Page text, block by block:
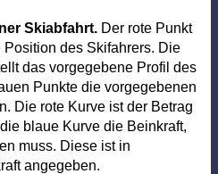
Skiabfahrt. Der rote Punkt
des Skifahrers. Die
das vorgegebene Profil des
Punkte die vorgegebenen
Die rote Kurve ist der Betrag
blaue Kurve die Beinkraft,
muss. Diese ist in
angegeben.